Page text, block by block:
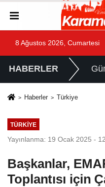
8 Ağustos 2026, Cumartesi
HABERLER
Haberler Türkiye
TÜRKIYE
Yayınlanma: 19 Ocak 2025 -
Başkanlar,
Toplantısı için